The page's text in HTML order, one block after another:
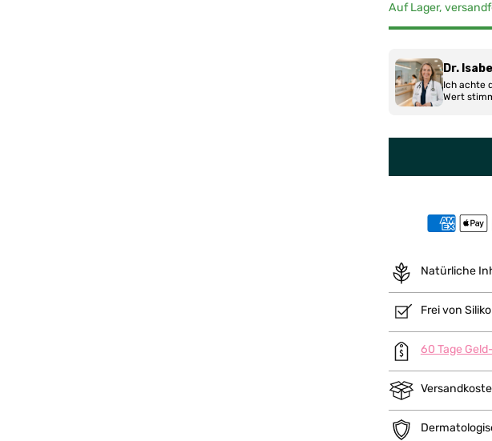
Auf Lager,
Dr.
Ich achte
Wert
Natürliche
Frei von
60 Tage